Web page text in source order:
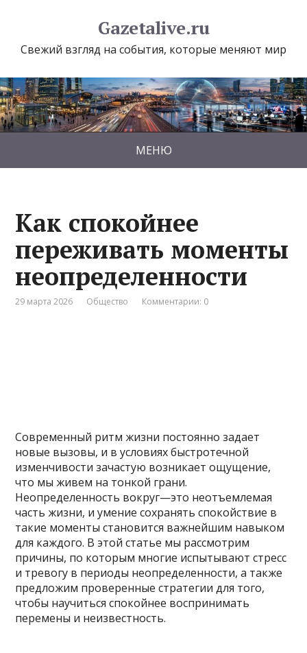
Gazetalive.ru
Свежий взгляд на события, которые меняют мир
МЕНЮ
Как спокойнее
переживать моменты
неопределенности
29 марта 2026 Общество Комментарии: 0
Современный ритм жизни постоянно задает
новые вызовы, и в условиях быстротечной
изменчивости зачастую возникает ощущение,
что мы живем на тонкой грани.
Неопределенность вокруг—это неотъемлемая
часть жизни, и умение сохранять спокойствие в
такие моменты становится важнейшим навыком
для каждого. В этой статье мы рассмотрим
причины, по которым многие испытывают стресс
и тревогу в периоды неопределенности, а также
предложим проверенные стратегии для того,
чтобы научиться спокойнее воспринимать
перемены и неизвестность.